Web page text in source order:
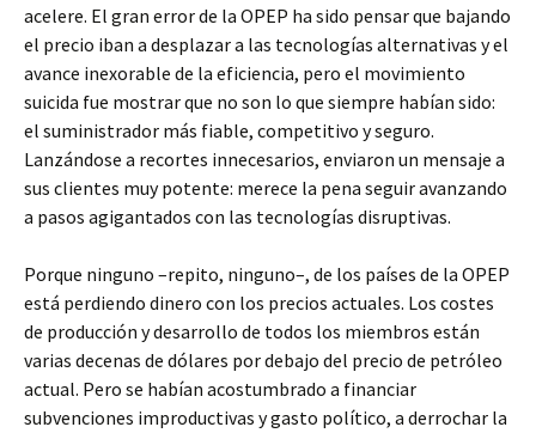
acelere. El gran error de la OPEP ha sido pensar que bajando
el precio iban a desplazar a las tecnologías alternativas y el
avance inexorable de la eficiencia, pero el movimiento
suicida fue mostrar que no son lo que siempre habían sido:
el suministrador más fiable, competitivo y seguro.
Lanzándose a recortes innecesarios, enviaron un mensaje a
sus clientes muy potente: merece la pena seguir avanzando
a pasos agigantados con las tecnologías disruptivas.
Porque ninguno –repito, ninguno–, de los países de la OPEP
está perdiendo dinero con los precios actuales. Los costes
de producción y desarrollo de todos los miembros están
varias decenas de dólares por debajo del precio de petróleo
actual. Pero se habían acostumbrado a financiar
subvenciones improductivas y gasto político, a derrochar la